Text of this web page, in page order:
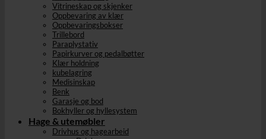
Vitrineskap og skjenker
Oppbevaring av klær
Oppbevaringsbokser
Trillebord
Paraplystativ
Papirkurver og pedalbøtter
Klær holdning
kubelagring
Medisinskap
Benk
Garasje og bod
Bokhyller og hyllesystem
Hage & utemøbler
Drivhus og hagearbeid